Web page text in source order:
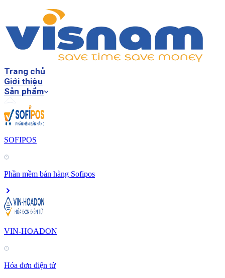
Trang chủ
Giới thiệu
Sản phẩm
SOFIPOS
Phần mềm bán hàng Sofipos
VIN-HOADON
Hóa đơn điện tử